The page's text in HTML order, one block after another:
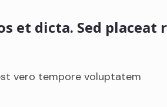
et dicta. Sed
vero tempore voluptatem